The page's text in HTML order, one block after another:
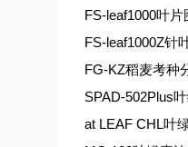
FS-leaf1000叶
FS-leaf1000Z针
FG-KZ稻麦考种
SPAD-502Plus
at LEAF CHL叶